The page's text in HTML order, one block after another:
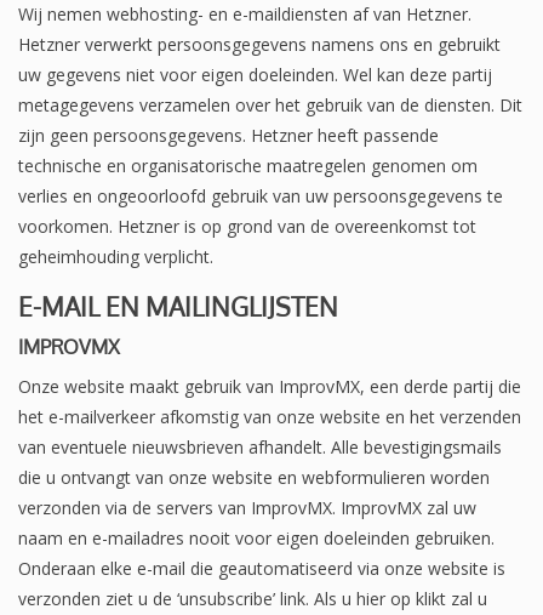
Wij nemen webhosting- en e-maildiensten af van Hetzner.
Hetzner verwerkt persoonsgegevens namens ons en gebruikt
uw gegevens niet voor eigen doeleinden. Wel kan deze partij
metagegevens verzamelen over het gebruik van de diensten. Dit
zijn geen persoonsgegevens. Hetzner heeft passende
technische en organisatorische maatregelen genomen om
verlies en ongeoorloofd gebruik van uw persoonsgegevens te
voorkomen. Hetzner is op grond van de overeenkomst tot
geheimhouding verplicht.
E-MAIL EN MAILINGLIJSTEN
IMPROVMX
Onze website maakt gebruik van ImprovMX, een derde partij die
het e-mailverkeer afkomstig van onze website en het verzenden
van eventuele nieuwsbrieven afhandelt. Alle bevestigingsmails
die u ontvangt van onze website en webformulieren worden
verzonden via de servers van ImprovMX. ImprovMX zal uw
naam en e-mailadres nooit voor eigen doeleinden gebruiken.
Onderaan elke e-mail die geautomatiseerd via onze website is
verzonden ziet u de ‘unsubscribe’ link. Als u hier op klikt zal u